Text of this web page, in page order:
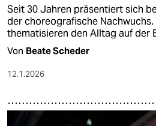
Seit 30 Jahren präsentiert sich
der choreografische
thematisieren den Alltag auf der
Von Beate Scheder
12.1.2026